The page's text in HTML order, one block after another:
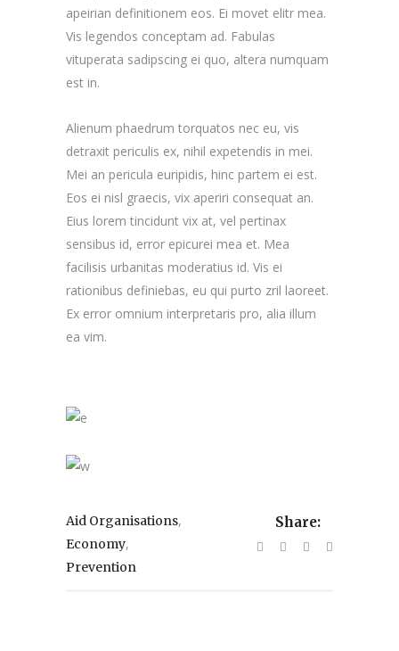
apeirian definitionem eos. Ei movet elitr mea.
Vis legendos conceptam ad. Fabulas
vituperata sadipscing ei quo, altera numquam
est in.
Alienum phaedrum torquatos nec eu, vis
detraxit periculis ex, nihil expetendis in mei.
Mei an pericula euripidis, hinc partem ei est.
Eos ei nisl graecis, vix aperiri consequat an.
Eius lorem tincidunt vix at, vel pertinax
sensibus id, error epicurei mea et. Mea
facilisis urbanitas moderatius id. Vis ei
rationibus definiebas, eu qui purto zril laoreet.
Ex error omnium interpretaris pro, alia illum
ea vim.
Aid Organisations,
Economy,
Prevention
Share: